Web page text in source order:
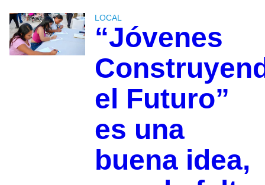
LOCAL
“Jóvenes
el Futuro”
es una
buena idea,